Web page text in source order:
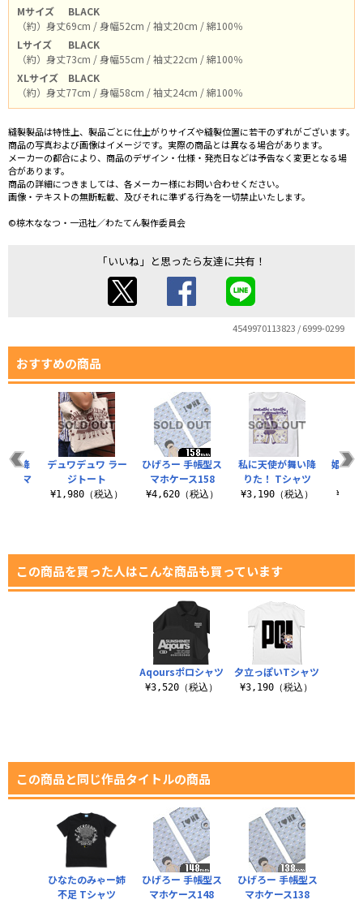
Mサイズ
BLACK
（約）身丈69cm / 身幅52cm / 袖丈20cm / 綿100％
Lサイズ
BLACK
（約）身丈73cm / 身幅55cm / 袖丈22cm / 綿100％
XLサイズ
BLACK
（約）身丈77cm / 身幅58cm / 袖丈24cm / 綿100％
縫製製品は特性上、製品ごとに仕上がりサイズや縫製位置に若干のずれがございます。
商品の写真および画像はイメージです。実際の商品とは異なる場合があります。
メーカーの都合により、商品のデザイン・仕様・発売日などは予告なく変更となる場
合があります。
商品の詳細につきましては、各メーカー様にお問い合わせください。
画像・テキストの無断転載、及びそれに準ずる行為を一切禁止いたします。
©椋木ななつ・一迅社／わたてん製作委員会
「いいね」と思ったら友達に共有！
4549970113823 / 6999-0299
おすすめの商品
ひげろー 手帳型ス
マホケース158
¥4,620（税込）
私に天使が舞い降
りた！ Tシャツ
¥3,190（税込）
姫坂
い降
スマ
デュワデュワ ラー
ジトート
¥1,980（税込）
この商品を買った人はこんな商品も買っています
Aqoursポロシャツ
¥3,520（税込）
夕立っぽいTシャツ
¥3,190（税込）
この商品と同じ作品タイトルの商品
ひげろー 手帳型ス
マホケース148
ひげろー 手帳型ス
マホケース138
ひなたのみゃー姉
不足 Tシャツ